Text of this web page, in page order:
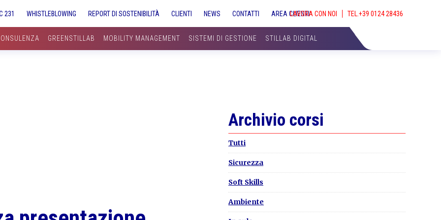
231 WHISTLEBLOWING REPORT DI SOSTENIBILITÀ CLIENTI NEWS CONTATTI AREA CLIENTILAVORA CON NOI
GREENSTILLAB MOBILITY MANAGEMENT SISTEMI DI GESTIONE STILLAB DIGITAL
Primary
Sidebar
Archivio corsi
Tutti
Sicurezza
Soft Skills
Ambiente